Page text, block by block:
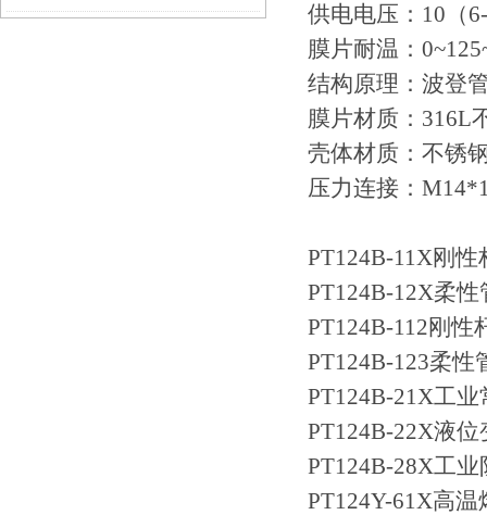
供电电压： 10（
膜片耐温：
结构原理：波登
膜片材质： 316L
壳体材质：不锈
压力连接：
PT124B-11X刚
PT124B-12X柔
PT124B-112刚
PT124B-123柔
PT124B-21X工
PT124B-22X液
PT124B-28X工
PT124Y-61X高